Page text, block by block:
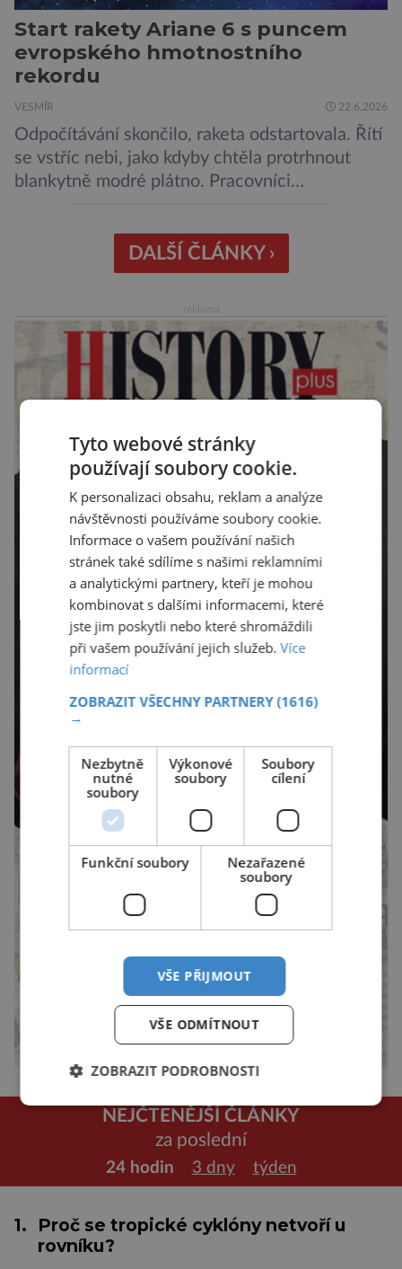
Start rakety Ariane 6 s puncem
evropského hmotnostního
rekordu
VESMÍR 22.6.2026
Odpočítávání skončilo, raketa odstartovala. Řítí
se vstříc nebi, jako kdyby chtěla protrhnout
blankytně modré plátno. Pracovníci
všechno podle plánu, nebo se něco pokazí?
Ariane 6 – tak se nazývá systém nosných raket
sloužit pro účely nejrůznějších vesmírných misí,
DALŠÍ ČLÁNKY ›
NEJČTENĚJŠÍ ČLÁNKY
za poslední
24 hodin 3 dny týden
1.
Proč se tropické cyklóny netvoří u
rovníku?
Tyto webové stránky
používají soubory cookie.
K personalizaci obsahu, reklam a analýze
návštěvnosti používáme soubory cookie.
Informace o vašem používání našich
stránek také sdílíme s našimi reklamními
a analytickými partnery, kteří je mohou
kombinovat s dalšími informacemi, které
jste jim poskytli nebo které shromáždili
při vašem používání jejich služeb.Více
informací
ZOBRAZIT VŠECHNY PARTNERY(1616)
→
Nezbytně
nutné
soubory
Výkonové
soubory
Soubory
cílení
Funkční soubory
Nezařazené
soubory
VŠE PŘIJMOUT
VŠE ODMÍTNOUT
ZOBRAZIT PODROBNOSTI